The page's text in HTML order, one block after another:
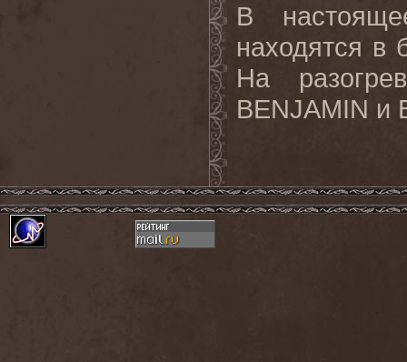
В
находятся в
На
BENJAMIN и